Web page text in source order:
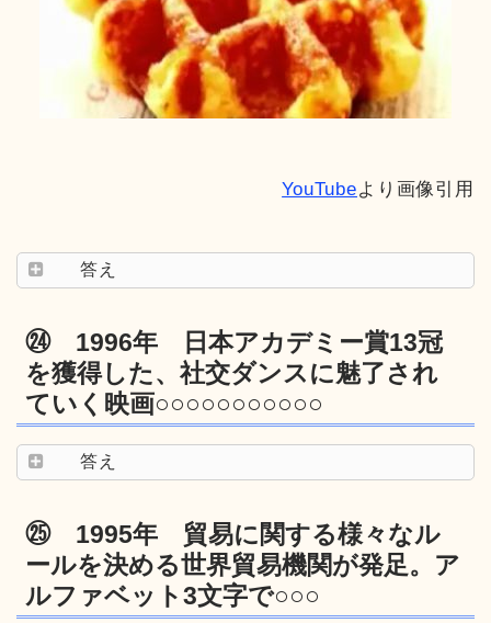
YouTubeより画像引用
答え
㉔ 1996年 日本アカデミー賞13冠
を獲得した、社交ダンスに魅了され
ていく映画○○○○○○○○○○○
答え
㉕ 1995年 貿易に関する様々なル
ールを決める世界貿易機関が発足。ア
ルファベット3文字で○○○